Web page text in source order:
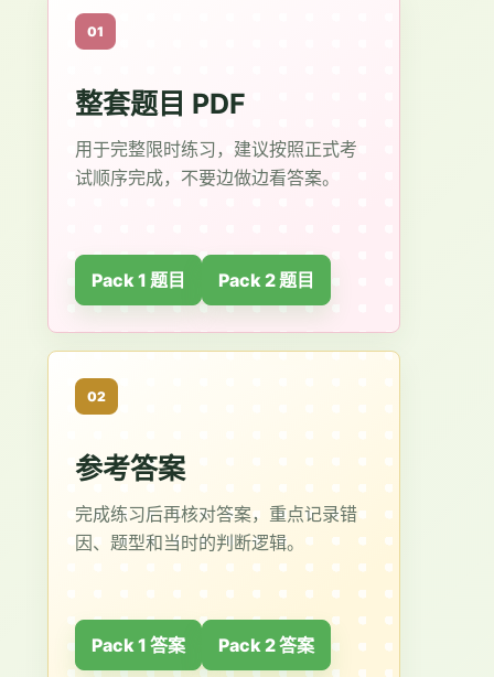
01
整套题目 PDF
用于完整限时练习，建议按照正式考
试顺序完成，不要边做边看答案。
Pack 1 题目 Pack 2 题目
02
参考答案
完成练习后再核对答案，重点记录错
因、题型和当时的判断逻辑。
Pack 1 答案 Pack 2 答案